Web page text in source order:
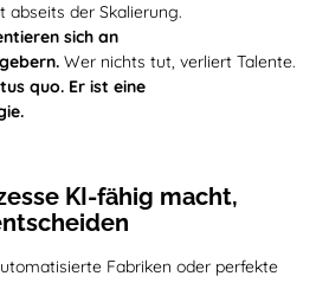
abseits der Skalierung.
sich an
Wer nichts tut, verliert Talente.
quo. Er ist eine
KI-fähig macht,
Fabriken oder perfekte